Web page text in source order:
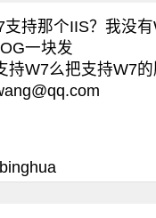
支持那个IIS？我没
一块发
持W7么把支持W7